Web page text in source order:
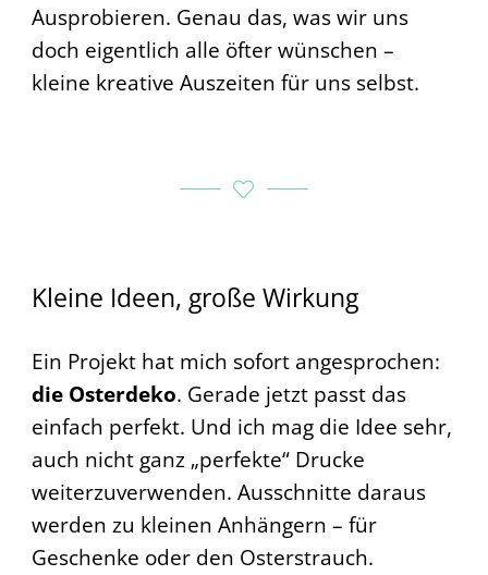
Ausprobieren. Genau das, was wir uns
doch eigentlich alle öfter wünschen –
kleine kreative Auszeiten für uns selbst.
Kleine Ideen, große Wirkung
Ein Projekt hat mich sofort angesprochen:
die Osterdeko. Gerade jetzt passt das
einfach perfekt. Und ich mag die Idee sehr,
auch nicht ganz „perfekte“ Drucke
weiterzuverwenden. Ausschnitte daraus
werden zu kleinen Anhängern – für
Geschenke oder den Osterstrauch.